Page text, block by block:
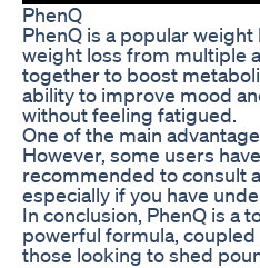
PhenQ
PhenQ is a popular
weight loss from multiple
together to boost
ability to improve mood
without feeling fatigued.
One of the main
However, some users
recommended to consult
especially if you have
In conclusion, PhenQ is a
powerful formula,
those looking to shed